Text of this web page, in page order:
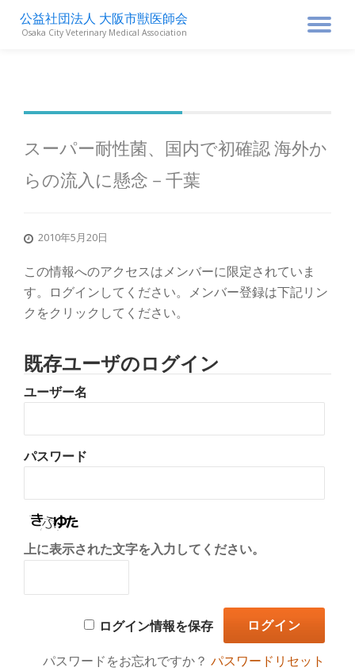
ナ
ー
を
り
公益社団法人 大阪市獣医師会
Osaka City Veterinary Medical Association
スーパー耐性菌、国内で初確認 海外か
らの流入に懸念－千葉
2010年5月20日
この情報へのアクセスはメンバーに限定されていま
す。ログインしてください。メンバー登録は下記リン
クをクリックしてください。
既存ユーザのログイン
ユーザー名
パスワード
上に表示された文字を入力してください。
ログイン情報を保存
パスワードをお忘れですか？パスワードリセット